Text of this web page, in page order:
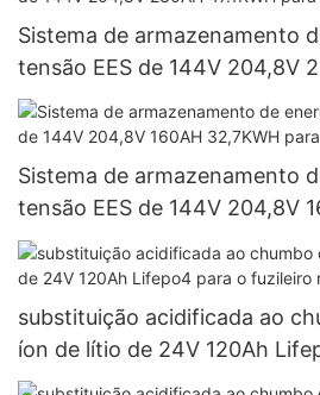
Sistema de armazenamento
tensão EES de 144V 204,8V
para UPS
Sistema de armazenamento
tensão EES de 144V 204,8V
para UPS
substituição acidificada ao
íon de lítio de 24V 120Ah
naval solar de Rv ou UPS